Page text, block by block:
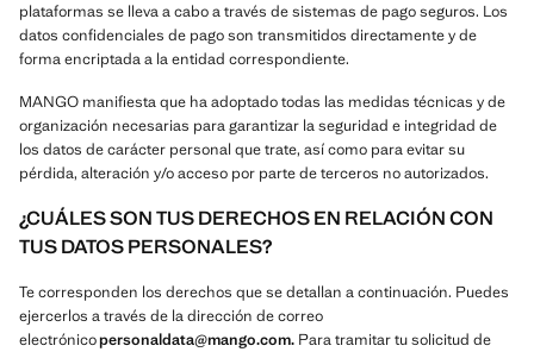
plataformas se lleva a cabo a través de sistemas de pago seguros. Los
datos confidenciales de pago son transmitidos directamente y de
forma encriptada a la entidad correspondiente.
MANGO manifiesta que ha adoptado todas las medidas técnicas y de
organización necesarias para garantizar la seguridad e integridad de
los datos de carácter personal que trate, así como para evitar su
pérdida, alteración y/o acceso por parte de terceros no autorizados.
¿CUÁLES SON TUS DERECHOS EN RELACIÓN CON
TUS DATOS PERSONALES?
Te corresponden los derechos que se detallan a continuación. Puedes
ejercerlos a través de la dirección de correo
electrónicopersonaldata@mango.com. Para tramitar tu solicitud de